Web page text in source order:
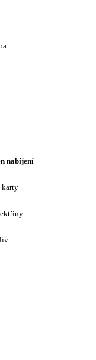
nabíjení
karty